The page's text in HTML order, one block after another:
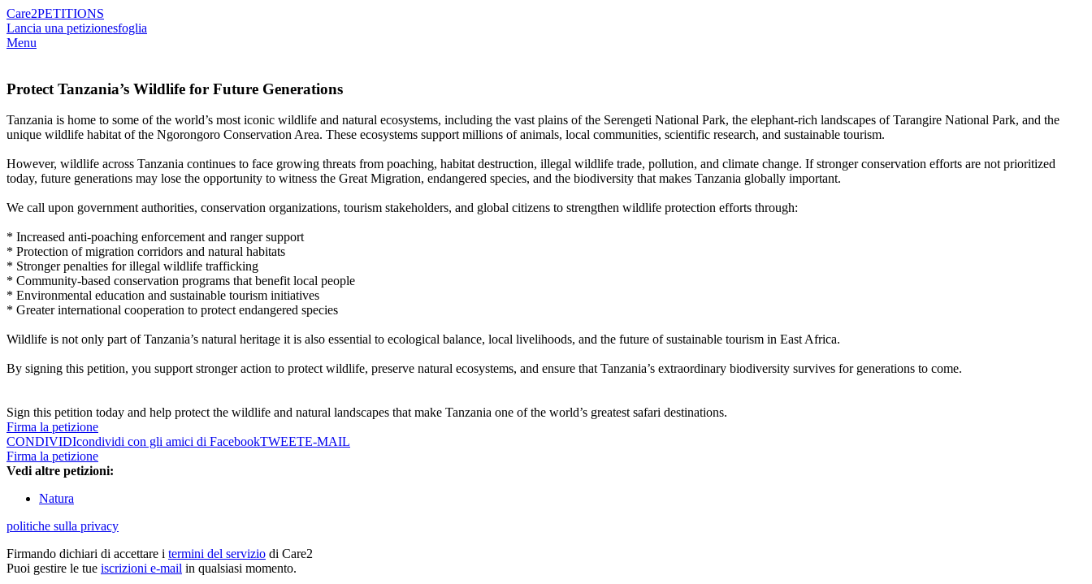
Care2PETITIONS
Lancia una petizionesfoglia
Menu
Protect Tanzania’s Wildlife for Future Generations
Tanzania is home to some of the world’s most iconic wildlife and natural ecosystems, including the vast plains of the Serengeti National Park, the elephant-rich landscapes of Tarangire National Park, and the
unique wildlife habitat of the Ngorongoro Conservation Area. These ecosystems support millions of animals, local communities, scientific research, and sustainable tourism.
However, wildlife across Tanzania continues to face growing threats from poaching, habitat destruction, illegal wildlife trade, pollution, and climate change. If stronger conservation efforts are not prioritized
today, future generations may lose the opportunity to witness the Great Migration, endangered species, and the biodiversity that makes Tanzania globally important.
We call upon government authorities, conservation organizations, tourism stakeholders, and global citizens to strengthen wildlife protection efforts through:
* Increased anti-poaching enforcement and ranger support
* Protection of migration corridors and natural habitats
* Stronger penalties for illegal wildlife trafficking
* Community-based conservation programs that benefit local people
* Environmental education and sustainable tourism initiatives
* Greater international cooperation to protect endangered species
Wildlife is not only part of Tanzania’s natural heritage it is also essential to ecological balance, local livelihoods, and the future of sustainable tourism in East Africa.
By signing this petition, you support stronger action to protect wildlife, preserve natural ecosystems, and ensure that Tanzania’s extraordinary biodiversity survives for generations to come.
Sign this petition today and help protect the wildlife and natural landscapes that make Tanzania one of the world’s greatest safari destinations.
Firma la petizione
CONDIVIDIcondividi con gli amici di FacebookTWEETE-MAIL
Firma la petizione
Vedi altre petizioni:
Natura
politiche sulla privacy
Firmando dichiari di accettare i termini del servizio di Care2
Puoi gestire le tue iscrizioni e-mail in qualsiasi momento.